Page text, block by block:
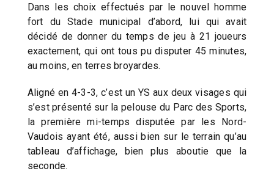
Dans les choix effectués par le nouvel homme
fort du Stade municipal d’abord, lui qui avait
décidé de donner du temps de jeu à 21 joueurs
exactement, qui ont tous pu disputer 45 minutes,
au moins, en terres broyardes.
Aligné en 4-3-3, c’est un YS aux deux visages qui
s’est présenté sur la pelouse du Parc des Sports,
la première mi-temps disputée par les Nord-
Vaudois ayant été, aussi bien sur le terrain qu’au
tableau d’affichage, bien plus aboutie que la
seconde.